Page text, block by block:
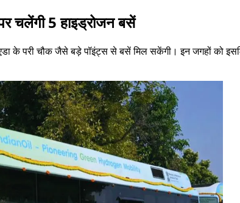
चलेंगी 5 हाइड्रोजन बसें
के परी चौक जैसे बड़े पॉइंट्स से बसें मिल सकेंगी। इन जगहों को